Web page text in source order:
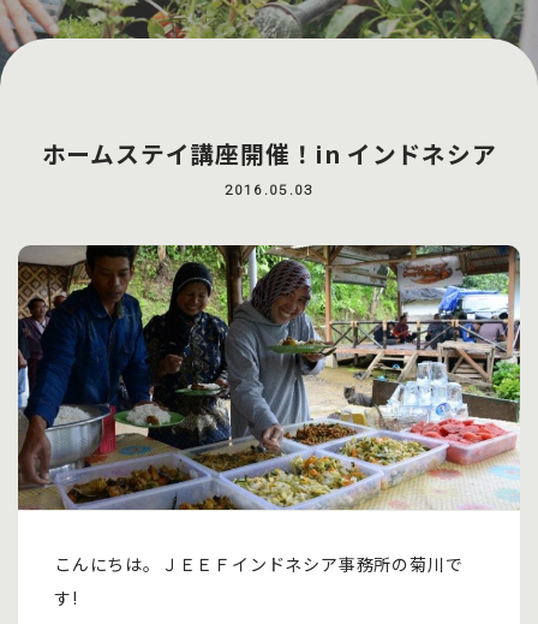
ホームステイ講座開催！in インドネシア
2016.05.03
こんにちは。ＪＥＥＦインドネシア事務所の菊川で
す!